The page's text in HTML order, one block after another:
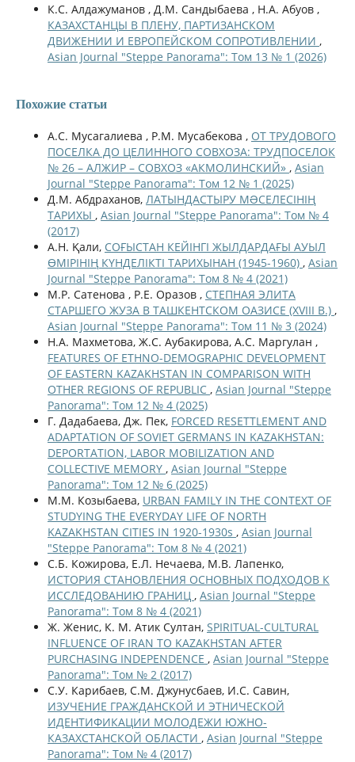
К.С. Алдажуманов , Д.М. Сандыбаева , Н.А. Абуов ,
КАЗАХСТАНЦЫ В ПЛЕНУ, ПАРТИЗАНСКОМ
ДВИЖЕНИИ И ЕВРОПЕЙСКОМ СОПРОТИВЛЕНИИ ,
Asian Journal "Steppe Panorama": Том 13 № 1 (2026)
Похожие статьи
А.С. Мусагалиева , Р.М. Мусабекова , ОТ ТРУДОВОГО
ПОСЕЛКА ДО ЦЕЛИННОГО СОВХОЗА: ТРУДПОСЕЛОК
№ 26 – АЛЖИР – СОВХОЗ «АКМОЛИНСКИЙ» , Asian
Journal "Steppe Panorama": Том 12 № 1 (2025)
Д.М. Абдраханов, ЛАТЫНДАСТЫРУ МƏСЕЛЕСІНІҢ
ТАРИХЫ , Asian Journal "Steppe Panorama": Том № 4
(2017)
А.Н. Қали, СОҒЫСТАН КЕЙІНГІ ЖЫЛДАРДАҒЫ АУЫЛ
ӨМІРІНІҢ КҮНДЕЛІКТІ ТАРИХЫНАН (1945-1960) , Asian
Journal "Steppe Panorama": Том 8 № 4 (2021)
М.Р. Сатенова , Р.Е. Оразов , СТЕПНАЯ ЭЛИТА
СТАРШЕГО ЖУЗА В ТАШКЕНТСКОМ ОАЗИСЕ (XVIII В.) ,
Asian Journal "Steppe Panorama": Том 11 № 3 (2024)
Н.А. Махметова, Ж.С. Аубакирова, А.С. Маргулан ,
FEATURES OF ETHNO-DEMOGRAPHIC DEVELOPMENT
OF EASTERN KAZAKHSTAN IN COMPARISON WITH
OTHER REGIONS OF REPUBLIC , Asian Journal "Steppe
Panorama": Том 12 № 4 (2025)
Г. Дадабаева, Дж. Пек, FORCED RESETTLEMENT AND
ADAPTATION OF SOVIET GERMANS IN KAZAKHSTAN:
DEPORTATION, LABOR MOBILIZATION AND
COLLECTIVE MEMORY , Asian Journal "Steppe
Panorama": Том 12 № 6 (2025)
М.М. Козыбаева, URBAN FAMILY IN THE CONTEXT OF
STUDYING THE EVERYDAY LIFE OF NORTH
KAZAKHSTAN CITIES IN 1920-1930s , Asian Journal
"Steppe Panorama": Том 8 № 4 (2021)
С.Б. Кожирова, Е.Л. Нечаева, М.В. Лапенко,
ИСТОРИЯ СТАНОВЛЕНИЯ ОСНОВНЫХ ПОДХОДОВ К
ИССЛЕДОВАНИЮ ГРАНИЦ , Asian Journal "Steppe
Panorama": Том 8 № 4 (2021)
Ж. Женис, К. М. Атик Султан, SPIRITUAL-CULTURAL
INFLUENCE OF IRAN TO KAZAKHSTAN AFTER
PURCHASING INDEPENDENCE , Asian Journal "Steppe
Panorama": Том № 2 (2017)
С.У. Карибаев, С.М. Джунусбаев, И.С. Савин,
ИЗУЧЕНИЕ ГРАЖДАНСКОЙ И ЭТНИЧЕСКОЙ
ИДЕНТИФИКАЦИИ МОЛОДЕЖИ ЮЖНО-
КАЗАХСТАНСКОЙ ОБЛАСТИ , Asian Journal "Steppe
Panorama": Том № 4 (2017)